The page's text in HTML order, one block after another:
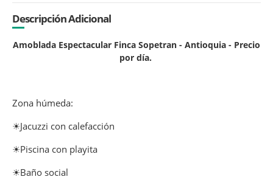
Descripción Adicional
Amoblada Espectacular Finca Sopetran - Antioquia - Precio
por día.
Zona húmeda:
☀Jacuzzi con calefacción
☀Piscina con playita
☀Baño social